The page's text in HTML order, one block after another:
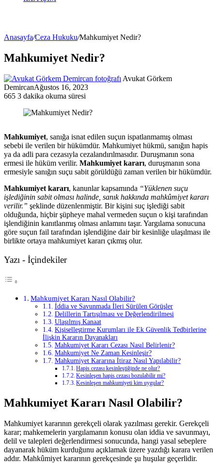
Anasayfa/Ceza Hukuku/Mahkumiyet Nedir?
Mahkumiyet Nedir?
Avukat Görkem
DemircanAğustos 16, 2023
665 3 dakika okuma süresi
Mahkumiyet, sanığa isnat edilen suçun ispatlanmamış olması
sebebi ile verilen bir hükümdür. Mahkumiyet hükmü, sanığın hapis
ya da adli para cezasıyla cezalandırılmasıdır. Duruşmanın sona
ermesi ile hüküm verilir. Mahkumiyet kararı, duruşmanın sona
ermesiyle sanığın suçu sabit görüldüğü zaman verilen bir hükümdür.
Mahkumiyet kararı, kanunlar kapsamında “Yüklenen suçu
işlediğinin sabit olması halinde, sanık hakkında mahkûmiyet kararı
verilir.” şeklinde düzenlenmiştir. Bir kişini suç işlediği sabit
olduğunda, hiçbir şüpheye mahal vermeden suçun o kişi tarafından
işlendiğinin kanıtlanmış olması anlamını taşır. Yargılama sonucuna
göre suçun fail tarafından işlendiğine dair bir kesinliğe ulaşılması ile
birlikte ortaya mahkumiyet kararı çıkmış olur.
Yazı - İçindekiler
Mahkumiyet Kararı Nasıl Olabilir?
İddia ve Savunmada İleri Sürülen Görüşler
Delillerin Tartışılması ve Değerlendirilmesi
Ulaşılmış Kanaat
Kişiselleştirme Kurumları ile Ek Güvenlik Tedbirlerine
İlişkin Kararın Dayanakları
Mahkumiyet Kararı Cezası Nasıl Belirlenir?
Mahkumiyet Ne Zaman Kesinleşir?
Mahkumiyet Kararına İtiraz Nasıl Yapılabilir?
Hapis cezası kesinleştiğinde ne olur?
Kesinleşen hapis cezası bozulabilir mi?
Kesinleşen mahkumiyeti kim uygular?
Mahkumiyet Kararı Nasıl Olabilir?
Mahkumiyet kararının gerekçeli olarak yazılması gerekir. Gerekçeli
karar; mahkemelerin yargılamanın konusu olan iddia ve savunmayı,
delil ve talepleri değerlendirmesi sonucunda, hangi yasal sebeplere
dayanarak hüküm kurduğunu açıklamak üzere yazdığı karara verilen
addır. Mahkûmiyet kararının gerekçesinde şu huşular geçerlidir.